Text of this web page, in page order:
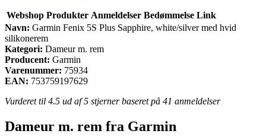
Webshop Produkter Anmeldelser Bedømmelse Link
Navn: Garmin Fenix 5S Plus Sapphire, white/silver med hvid
silikonerem
Kategori: Dameur m. rem
Producent: Garmin
Varenummer: 75934
EAN: 753759197629
Vurderet til 4.5 ud af 5 stjerner baseret på 41 anmeldelser
Dameur m. rem fra Garmin